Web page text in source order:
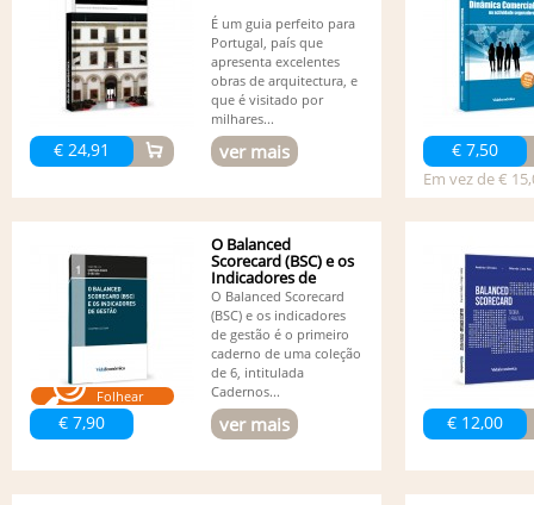
€ 24,91
É um guia perfeito para
Portugal, país que
apresenta excelentes
obras de arquitectura, e
que é visitado por
milhares...
ver mais € 7,50
Em vez de €
Folhear
€ 7,90
O Balanced
Scorecard (BSC) e os
Indicadores de
Gestão
O Balanced Scorecard
(BSC) e os indicadores
de gestão é o primeiro
caderno de uma coleção
de 6, intitulada
Cadernos...
ver mais € 12,00